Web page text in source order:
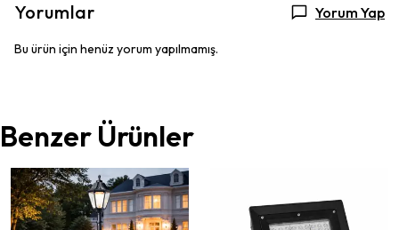
Yorumlar Yorum Yap
Bu ürün için henüz yorum yapılmamış.
Benzer Ürünler